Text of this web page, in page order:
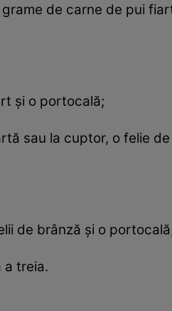
de carne de pui
şi o portocală;
sau la cuptor, o felie
de brânză şi o
a treia.